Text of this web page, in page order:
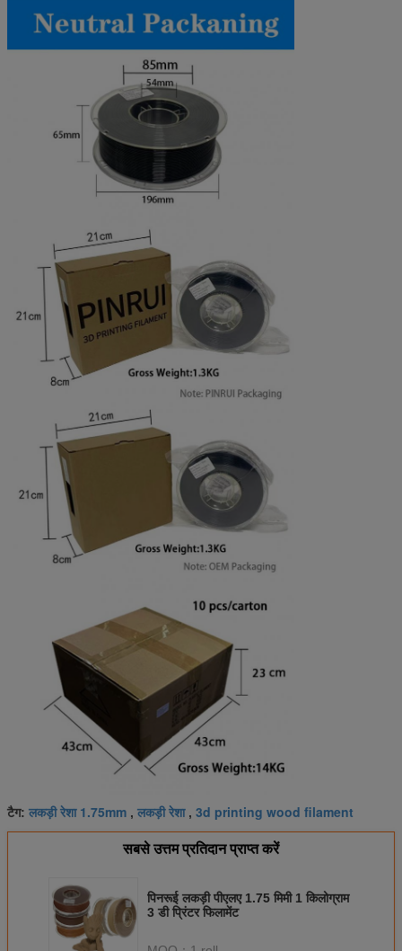
टैग: लकड़ी रेशा 1.75mm , लकड़ी रेशा, 3d printing wood filament
सबसे उत्तम प्रतिदान प्राप्त करें
पिनरूई लकड़ी पीएलए 1.75 मिमी 1 किलोग्राम
3 डी प्रिंटर फिलामेंट